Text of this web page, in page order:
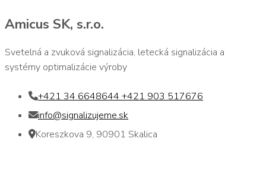
Amicus SK, s.r.o.
Svetelná a zvuková signalizácia, letecká signalizácia a
systémy optimalizácie výroby
+421 34 6648644 +421 903 517676
info@signalizujeme.sk
Koreszkova 9, 90901 Skalica